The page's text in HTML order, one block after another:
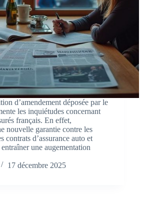
d’amendement déposée par le
les inquiétudes concernant
français. En effet,
nouvelle garantie contre les
contrats d’assurance auto et
une augementation
17 décembre 2025